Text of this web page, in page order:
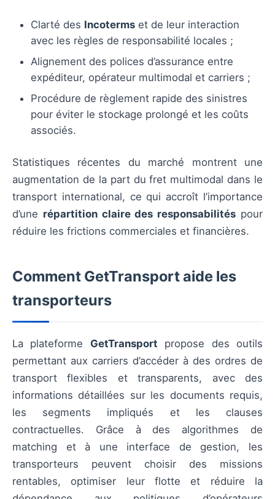
Clarté des Incoterms et de leur interaction
avec les règles de responsabilité locales ;
Alignement des polices d’assurance entre
expéditeur, opérateur multimodal et carriers ;
Procédure de règlement rapide des sinistres
pour éviter le stockage prolongé et les coûts
associés.
Statistiques récentes du marché montrent une
augmentation de la part du fret multimodal dans le
transport international, ce qui accroît l’importance
d’une répartition claire des responsabilités pour
réduire les frictions commerciales et financières.
Comment GetTransport aide les
transporteurs
La plateforme GetTransport propose des outils
permettant aux carriers d’accéder à des ordres de
transport flexibles et transparents, avec des
informations détaillées sur les documents requis,
les segments impliqués et les clauses
contractuelles. Grâce à des algorithmes de
matching et à une interface de gestion, les
transporteurs peuvent choisir des missions
rentables, optimiser leur flotte et réduire la